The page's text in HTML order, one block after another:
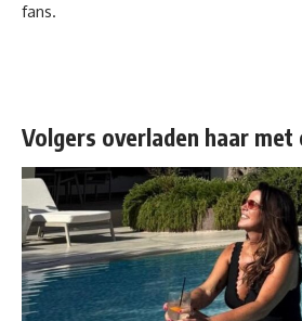
fans.
Volgers overladen haar met